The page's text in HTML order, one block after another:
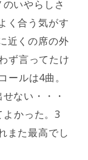
いやらしさ
く合う気がす
近くの席の外
ず言ってたけ
ールは4曲。
ない・・・
かった。3
また最高でし